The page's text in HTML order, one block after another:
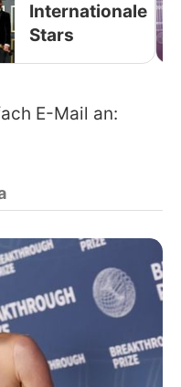
Internationale
Stars
E-Mail an: